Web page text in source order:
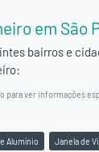
em São
bairros e
para ver informações
Alumínio Janela de